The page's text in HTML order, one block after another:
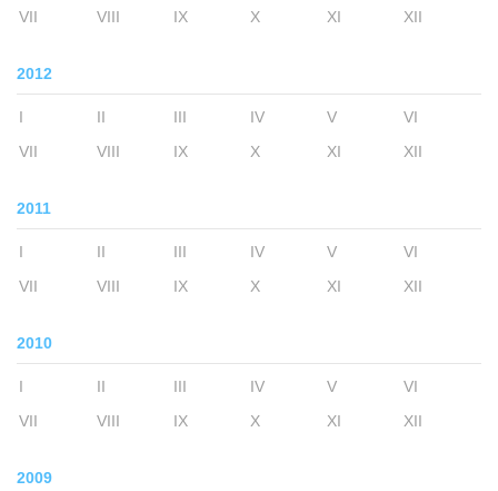
VII
VIII IX X XI XII
2012
I II III IV V
VI
VII
VIII IX X XI XII
2011
I II III IV V
VI
VII
VIII IX X XI XII
2010
I II III IV V
VI
VII
VIII IX X XI XII
2009